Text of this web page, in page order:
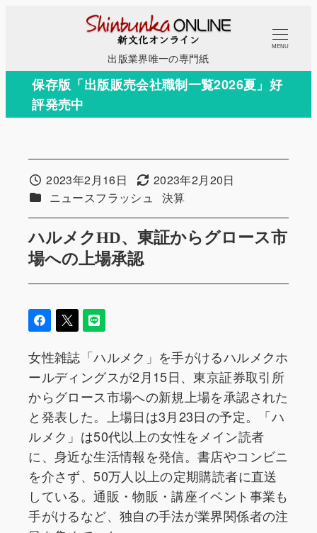
コ
テ
出版業界唯一の専門紙
MENU
保存版「出版販売会社職制一覧2026夏」好
評発売中
ハルメクHD、東証からグロース市
場への上場承認
投稿日2023年2月16日 更新日2023年2月20日
カテゴリー
ニュースフラッシュ カテゴリー
決算
女性雑誌「ハルメク」を手がけるハルメクホ
ールディングスが2月15日、東京証券取引所
からグロース市場への新規上場を承認された
と発表した。上場日は3月23日の予定。「ハ
ルメク」は50代以上の女性をメイン読者
に、身近な生活情報を発信。書店やコンビニ
を介さず、50万人以上の定期購読者に直送
している。通販・物販・講座イベント事業も
手がけるなど、独自の手法が業界関係者の注